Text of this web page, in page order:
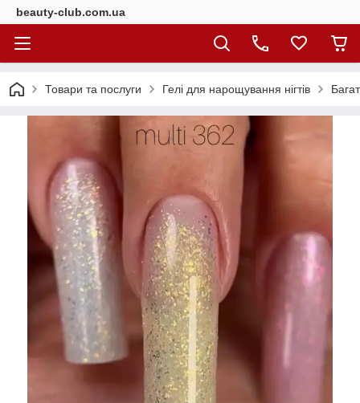
beauty-club.com.ua
Товари та послуги Гелі для нарощування нігтів